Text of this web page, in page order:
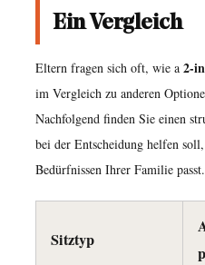
Autositz
Flugzeug
verwenden?
10.2
lange
Ein Vergleich
Eltern fragen sich oft, wie a 2-
im Vergleich zu anderen
Nachfolgend finden Sie einen
bei der Entscheidung helfen
Bedürfnissen Ihrer Familie passt.
Sitztyp